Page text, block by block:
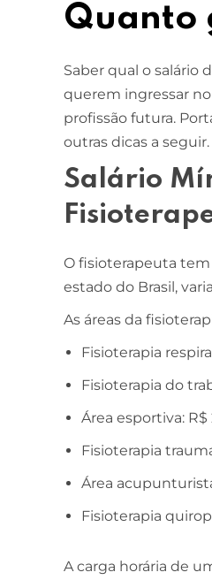
Quanto
Saber qual o salário
querem ingressar
profissão futura.
outras dicas a seguir.
Salário
O fisioterapeuta
estado do Brasil,
As áreas da
Fisioterapia
Fisioterapia do
Área esportiva: R$
Fisioterapia
Área
Fisioterapia
A carga horária de
MELHOR CURSO PRIVADO